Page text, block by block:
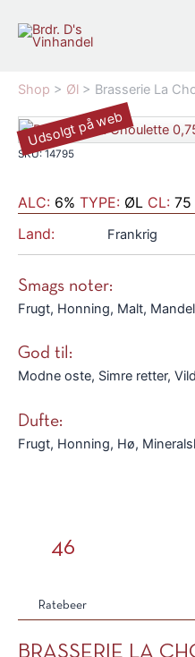
Shop > Øl > Brasserie La
Udsolgt på web
SKU: 14795
ALC: 6% TYPE: ØL CL: 75
Land:
Frankrig
Smags noter:
Frugt, Honning, Malt,
God til:
Modne oste, Simre retter,
Dufte:
Frugt, Honning, Hø,
46
Ratebeer
BRASSERIE LA